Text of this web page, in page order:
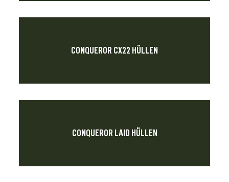
CONQUEROR CX22 HÜLLEN
CONQUEROR LAID HÜLLEN